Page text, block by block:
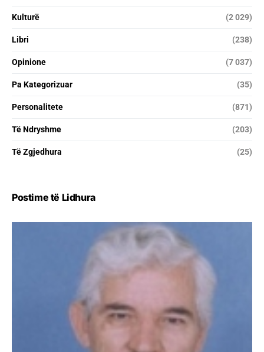
Kulturë (2 029)
Libri (238)
Opinione (7 037)
Pa Kategorizuar (35)
Personalitete (871)
Të Ndryshme (203)
Të Zgjedhura (25)
Postime të Lidhura